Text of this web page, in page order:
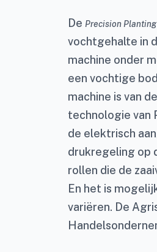
De Precision
vochtgehalte in
machine onder
een vochtige
machine is van
technologie van
de elektrisch
drukregeling op
rollen die de
En het is
variëren. De